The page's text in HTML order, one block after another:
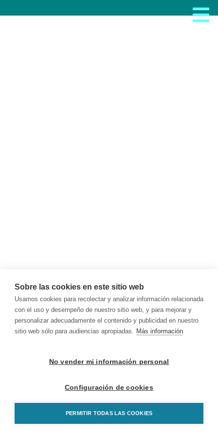
Sobre las cookies en este sitio web
Usamos cookies para recolectar y analizar información relacionada
con el uso y desempeño de nuestro sitio web, y para mejorar y
personalizar adecuadamente el contenido y publicidad en nuestro
sitio web sólo para audiencias apropiadas. Más información
No vender mi información personal
Configuración de cookies
PERMITIR TODAS LAS COOKIES